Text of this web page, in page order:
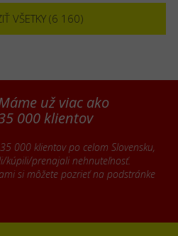
VŠETKY (6 160)
už viac ako
000 klientov
000 klientov po celom Slovensku,
kúpili/prenajali nehnuteľnosť.
si môžete pozrieť na podstránke